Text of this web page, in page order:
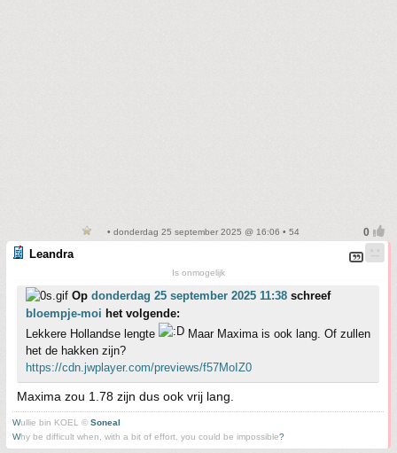
• donderdag 25 september 2025 @ 16:06 • 54
Leandra
Is onmogelijk
Op donderdag 25 september 2025 11:38 schreef
bloempje-moi het volgende:
Lekkere Hollandse lengte
Maar Maxima is ook lang. Of zullen
het de hakken zijn?
https://cdn.jwplayer.com/previews/f57MoIZ0
Maxima zou 1.78 zijn dus ook vrij lang.
Wullie bin KOEL © Soneal
Why be difficult when, with a bit of effort, you could be impossible?